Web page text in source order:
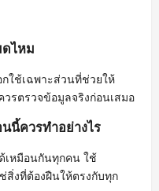
ไหม
ใช้เฉพาะส่วนที่ช่วยให้
รตรวจข้อมูลจริงก่อนเสมอ
นี้ควรทำอย่างไร
เหมือนกันทุกคน ใช้
สิ่งที่ต้องฝืนให้ตรงกับทุก